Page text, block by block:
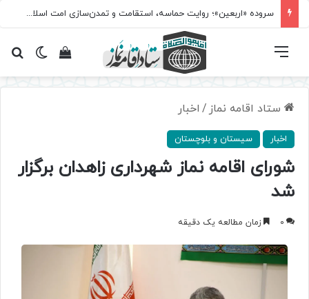
سروده‌ «اربعین»؛ روایت حماسه، استقامت و تمدن‌سازی امت اسلامی
تغییرمشاهده فهرست
ستاد اقامه نماز / اخبار
اخبار سیستان و بلوچستان
شورای اقامه نماز شهرداری زاهدان برگزار
شد
0 زمان مطالعه یک دقیقه